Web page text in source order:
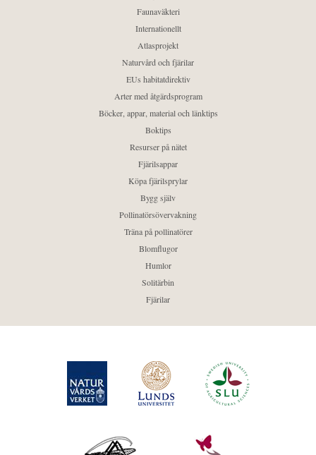
Faunaväkteri
Internationellt
Atlasprojekt
Naturvård och fjärilar
EUs habitatdirektiv
Arter med åtgärdsprogram
Böcker, appar, material och länktips
Boktips
Resurser på nätet
Fjärilsappar
Köpa fjärilsprylar
Bygg själv
Pollinatörsövervakning
Träna på pollinatörer
Blomflugor
Humlor
Solitärbin
Fjärilar